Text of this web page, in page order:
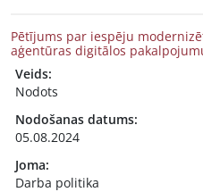
Pētījums par iespēju
aģentūras digitālos
Veids:
Nodots
Nodošanas datums:
05.08.2024
Joma:
Darba politika